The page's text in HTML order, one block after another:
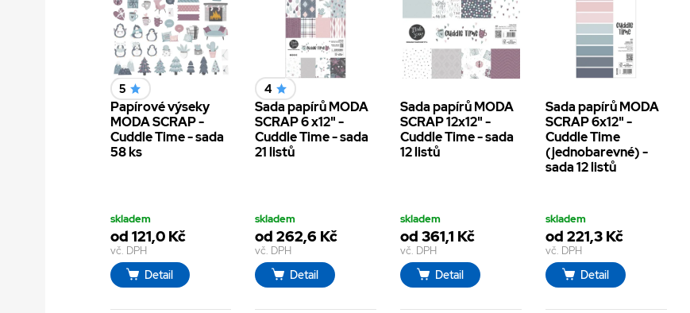
5
Papírové výseky
MODA SCRAP -
Cuddle Time - sada
58 ks
skladem
od 121,0 Kč
vč. DPH
Detail
4
Sada papírů MODA
SCRAP 6 x12" -
Cuddle Time - sada
21 listů
skladem
od 262,6 Kč
vč. DPH
Detail
Sada papírů MODA
SCRAP 12x12" -
Cuddle Time - sada
12 listů
skladem
od 361,1 Kč
vč. DPH
Detail
Sada papírů MODA
SCRAP 6x12" -
Cuddle Time
(jednobarevné) -
sada 12 listů
skladem
od 221,3 Kč
vč. DPH
Detail